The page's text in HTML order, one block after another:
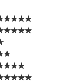
★★★★★
★★★★★
★★
★★★★
★★★★★